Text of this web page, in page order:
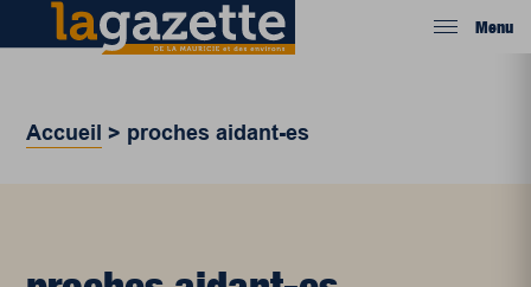
Menu
Accueil > proches aidant-es